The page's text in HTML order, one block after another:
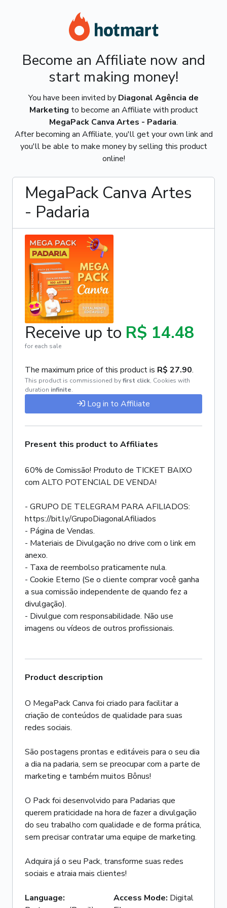
Become an Affiliate now and
start making money!
You have been invited by Diagonal Agência de
Marketing to become an Affiliate with product
MegaPack Canva Artes - Padaria.
After becoming an Affiliate, you'll get your own link and
you'll be able to make money by selling this product
online!
MegaPack Canva Artes
- Padaria
Receive up to R$ 14.48
for each sale
The maximum price of this product is R$ 27.90.
This product is commissioned byfirst click, Cookies with
duration infinite.
Log in to Affiliate
Present this product to Affiliates
60% de Comissão! Produto de TICKET BAIXO
com ALTO POTENCIAL DE VENDA!
- GRUPO DE TELEGRAM PARA AFILIADOS:
https://bit.ly/GrupoDiagonalAfiliados
- Página de Vendas.
- Materiais de Divulgação no drive com o link em
anexo.
- Taxa de reembolso praticamente nula.
- Cookie Eterno (Se o cliente comprar você ganha
a sua comissão independente de quando fez a
divulgação).
- Divulgue com responsabilidade. Não use
Product description
O MegaPack Canva foi criado para facilitar a
criação de conteúdos de qualidade para suas
redes sociais.
São postagens prontas e editáveis para o seu dia
a dia na padaria, sem se preocupar com a parte de
marketing e também muitos Bônus!
O Pack foi desenvolvido para Padarias que
querem praticidade na hora de fazer a divulgação
do seu trabalho com qualidade e de forma prática,
sem precisar contratar uma equipe de marketing.
Adquira já o seu Pack, transforme suas redes
sociais e atraia mais clientes!
Language:
Access Mode: Digital